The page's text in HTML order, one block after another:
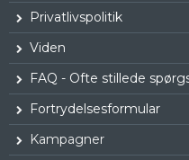
Privatlivspolitik
Viden
FAQ - Ofte stillede
Fortrydelsesformular
Kampagner